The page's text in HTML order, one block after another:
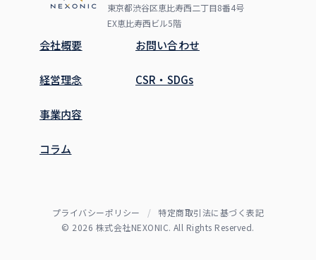
東京都渋谷区恵比寿西二丁目8番4号
EX恵比寿西ビル5階
会社概要
経営理念
事業内容
コラム
お問い合わせ
CSR・SDGs
© 2026 株式会社NEXONIC. All Rights Reserved.
プライバシーポリシー / 特定商取引法に基づく表記